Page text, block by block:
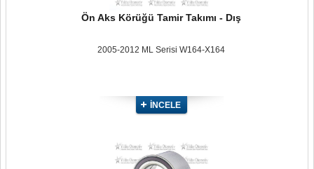
Ön Aks Körüğü Tamir Takımı - Dış
2005-2012 ML Serisi W164-X164
İNCELE